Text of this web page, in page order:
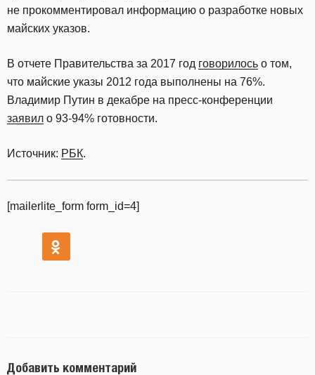
не прокомментировал информацию о разработке новых
майских указов.
В отчете Правительства за 2017 год говорилось о том,
что майские указы 2012 года выполнены на 76%.
Владимир Путин в декабре на пресс-конференции
заявил о 93-94% готовности.
Источник: РБК.
[mailerlite_form form_id=4]
Добавить комментарий